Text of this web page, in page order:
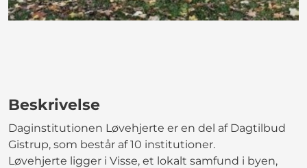
Beskrivelse
Daginstitutionen Løvehjerte er en del af Dagtilbud
Gistrup, som består af 10 institutioner.
Løvehjerte ligger i Visse, et lokalt samfund i byen,